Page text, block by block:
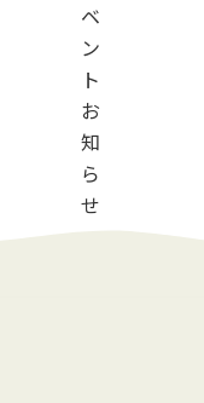
ベ
ン
ト
お
知
ら
せ